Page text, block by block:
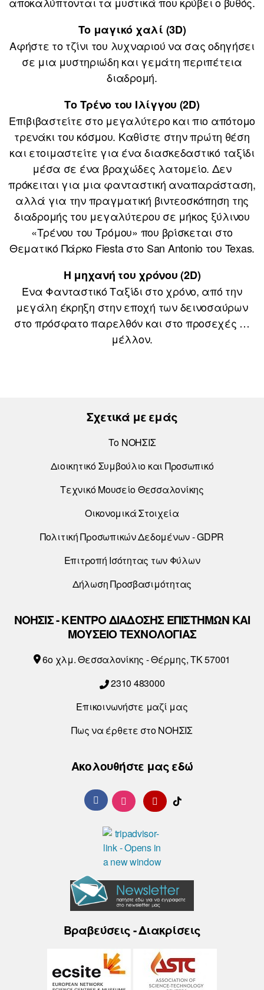
Το μαγικό χαλί (3D)
Αφήστε το τζίνι του λυχναριού να σας οδηγήσει
σε μια μυστηριώδη και γεμάτη περιπέτεια
διαδρομή.
Το Τρένο του Ιλίγγου (2D)
Επιβιβαστείτε στο μεγαλύτερο και πιο απότομο
τρενάκι του κόσμου. Καθίστε στην πρώτη θέση
και ετοιμαστείτε για ένα διασκεδαστικό ταξίδι
μέσα σε ένα βραχώδες λατομείο. Δεν
πρόκειται για μια φανταστική αναπαράσταση,
αλλά για την πραγματική βιντεοσκόπηση της
διαδρομής του μεγαλύτερου σε μήκος ξύλινου
«Τρένου του Τρόμου» που βρίσκεται στο
Θεματικό Πάρκο Fiesta στο San Antonio του Texas.
Η μηχανή του χρόνου (2D)
Ένα Φανταστικό Ταξίδι στο χρόνο, από την
μεγάλη έκρηξη στην εποχή των δεινοσαύρων
στο πρόσφατο παρελθόν και στο προσεχές …
μέλλον.
Σχετικά με εμάς
Το ΝΟΗΣΙΣ
Διοικητικό Συμβούλιο και Προσωπικό
Τεχνικό Μουσείο Θεσσαλονίκης
Οικονομικά Στοιχεία
Πολιτική Προσωπικών Δεδομένων - GDPR
Επιτροπή Ισότητας των Φύλων
Δήλωση Προσβασιμότητας
ΝΟΗΣΙΣ - ΚΕΝΤΡΟ ΔΙΑΔΟΣΗΣ ΕΠΙΣΤΗΜΩΝ ΚΑΙ
ΜΟΥΣΕΙΟ ΤΕΧΝΟΛΟΓΙΑΣ
6o χλμ. Θεσσαλονίκης - Θέρμης, ΤΚ 57001
2310 483000
Επικοινωνήστε μαζί μας
Πως να έρθετε στο ΝΟΗΣΙΣ
Ακολουθήστε μας εδώ
Βραβεύσεις - Διακρίσεις